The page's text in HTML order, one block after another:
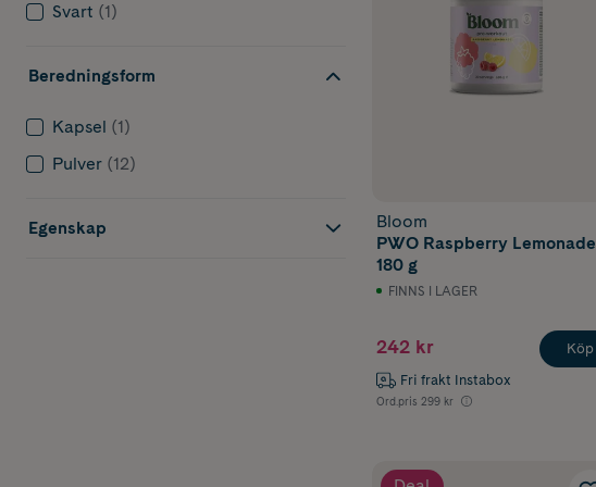
Svart (1)
Beredningsform
Kapsel (1)
Pulver (12)
Egenskap
Bloom
PWO Raspberry Lemonade
180 g
FINNS I LAGER
242 kr
Fri frakt Instabox
Ord.pris 299 kr
Köp